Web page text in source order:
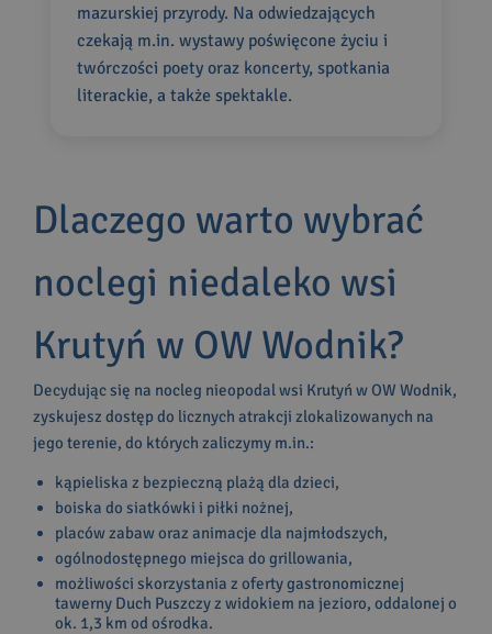
mazurskiej przyrody. Na odwiedzających
czekają m.in. wystawy poświęcone życiu i
twórczości poety oraz koncerty, spotkania
literackie, a także spektakle.
Dlaczego warto wybrać
noclegi niedaleko wsi
Krutyń w OW Wodnik?
Decydując się na nocleg nieopodal wsi Krutyń w OW Wodnik,
zyskujesz dostęp do licznych atrakcji zlokalizowanych na
jego terenie, do których zaliczymy m.in.:
kąpieliska z bezpieczną plażą dla dzieci,
boiska do siatkówki i piłki nożnej,
placów zabaw oraz animacje dla najmłodszych,
ogólnodostępnego miejsca do grillowania,
możliwości skorzystania z oferty gastronomicznej
tawerny Duch Puszczy z widokiem na jezioro, oddalonej o
ok. 1,3 km od ośrodka.